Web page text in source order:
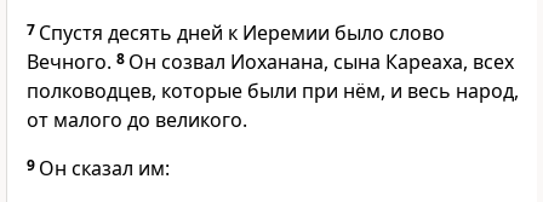
7 Спустя десять дней к Иеремии было слово
Вечного. 8 Он созвал Иоханана, сына Кареаха, всех
полководцев, которые были при нём, и весь народ,
от малого до великого.
9 Он сказал им: